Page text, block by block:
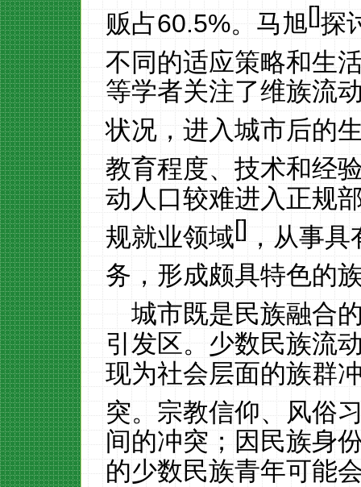
贩占60.5%。马旭[]探
不同的适应策略和生
等学者关注了维族流
状况，进入城市后的
教育程度、技术和经
动人口较难进入正规
规就业领域[]，从事具
务，形成颇具特色的
城市既是民族融合
引发区。少数民族流
现为社会层面的族群
突。宗教信仰、风俗
间的冲突；因民族身
的少数民族青年可能